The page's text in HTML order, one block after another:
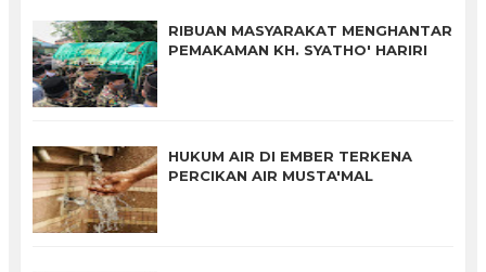
RIBUAN MASYARAKAT MENGHANTAR
PEMAKAMAN KH. SYATHO' HARIRI
HUKUM AIR DI EMBER TERKENA
PERCIKAN AIR MUSTA'MAL